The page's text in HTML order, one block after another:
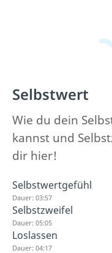
Selbstwert
Wie du dein
kannst und
dir hier!
Selbstwertgefühl
Dauer: 03:57
Selbstzweifel
Dauer: 05:05
Loslassen
Dauer: 04:17